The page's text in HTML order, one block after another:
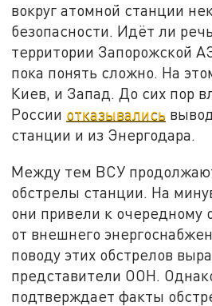
вокруг атомной станции
безопасности. Идёт ли
территории Запорожской
пока понять сложно. На
Киев, и Запад. До сих пор
России отказывались
станции и из Энергодара.
Между тем ВСУ
обстрелы станции. На
они привели к
от внешнего
поводу этих обстрелов
представители ООН.
подтверждает факты